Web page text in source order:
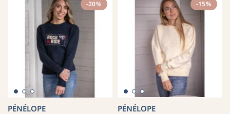
-20%
PÉNÉLOPE
-15%
PÉNÉLOPE